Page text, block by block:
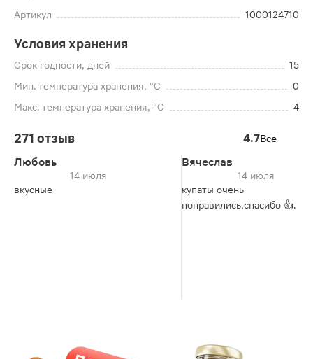
Артикул
1000124710
Условия хранения
Срок годности, дней
15
Мин. температура хранения, °C
0
Макс. температура хранения, °C
4
271 отзыв 4.7Все
Любовь
14 июля
вкусные
Вячеслав
14 июля
купаты очень
понравились,спасибо 👍.